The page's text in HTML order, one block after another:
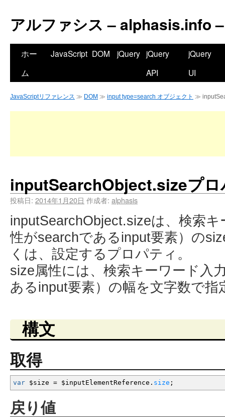
アルファシス – alphasis.info –
ホー
ム
JavaScript DOM jQuery jQuery
API
jQuery
UI
JavaScriptリファレンス ≫ DOM ≫ input type=search オブジェクト ≫
inputSearchObject.sizeプロ
投稿日: 2014年1月20日 作成者: alphasis
inputSearchObject.sizeは、検索
性がsearchであるinput要素）の
くは、設定するプロパティ。
size属性には、検索キーワード入
あるinput要素）の幅を文字数で
構文
取得
var $size = $inputElementReference. size ;
戻り値